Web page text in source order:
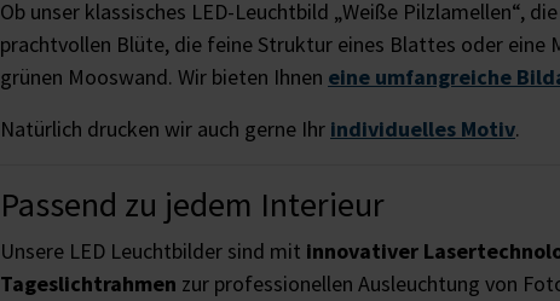
Ob unser klassisches LED-Leuchtbild „Weiße Pilzlamellen“,
prachtvollen Blüte, die feine Struktur eines Blattes oder eine
grünen Mooswand. Wir bieten Ihnen eine umfangreiche
Natürlich drucken wir auch gerne Ihr individuelles Motiv.
Passend zu jedem Interieur
Unsere LED Leuchtbilder sind mit innovativer
Tageslichtrahmen zur professionellen Ausleuchtung von